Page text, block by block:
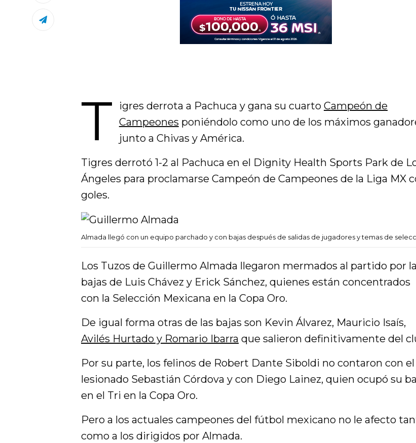
T igres derrota a Pachuca y gana su cuarto Campeón de
Campeones poniéndolo como uno de los máximos
junto a Chivas y América.
Tigres derrotó 1-2 al Pachuca en el Dignity Health Sports Park de
Ángeles para proclamarse Campeón de Campeones de la Liga MX
goles.
Almada llegó con un equipo parchado y con bajas después de salidas de jugadores y temas de
Los Tuzos de Guillermo Almada llegaron mermados al partido por
bajas de Luis Chávez y Erick Sánchez, quienes están concentrados
con la Selección Mexicana en la Copa Oro.
De igual forma otras de las bajas son Kevin Álvarez, Mauricio Isaís,
Avilés Hurtado y Romario Ibarra que salieron definitivamente del
Por su parte, los felinos de Robert Dante Siboldi no contaron con el
lesionado Sebastián Córdova y con Diego Lainez, quien ocupó su
en el Tri en la Copa Oro.
Pero a los actuales campeones del fútbol mexicano no le afecto
como a los dirigidos por Almada.